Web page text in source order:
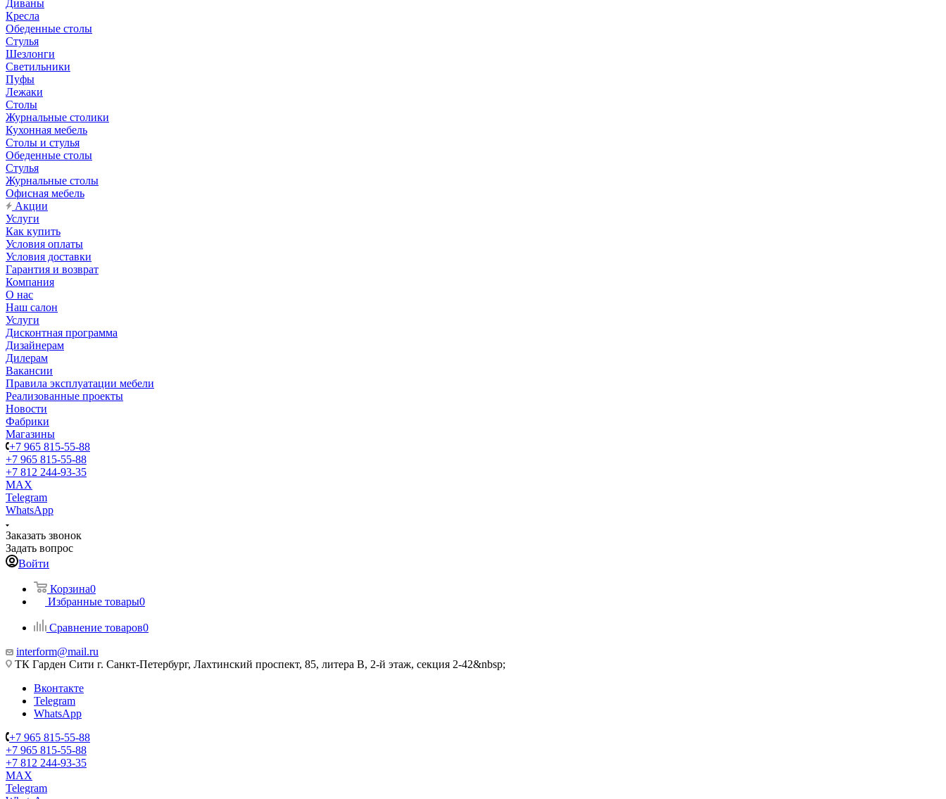
Диваны
Кресла
Обеденные столы
Стулья
Шезлонги
Светильники
Пуфы
Лежаки
Столы
Журнальные столики
Кухонная мебель
Столы и стулья
Обеденные столы
Стулья
Журнальные столы
Офисная мебель
Акции
Услуги
Как купить
Условия оплаты
Условия доставки
Гарантия и возврат
Компания
О нас
Наш салон
Услуги
Дисконтная программа
Дизайнерам
Дилерам
Вакансии
Правила эксплуатации мебели
Реализованные проекты
Новости
Фабрики
Магазины
+7 965 815-55-88
+7 965 815-55-88
+7 812 244-93-35
MAX
Telegram
WhatsApp
Заказать звонок
Задать вопрос
Войти
Корзина0
Избранные товары0
Сравнение товаров0
interform@mail.ru
ТК Гарден Сити г. Санкт-Петербург, Лахтинский проспект, 85, литера В, 2-й этаж, секция 2-42&nbsp;
Вконтакте
Telegram
WhatsApp
+7 965 815-55-88
+7 965 815-55-88
+7 812 244-93-35
MAX
Telegram